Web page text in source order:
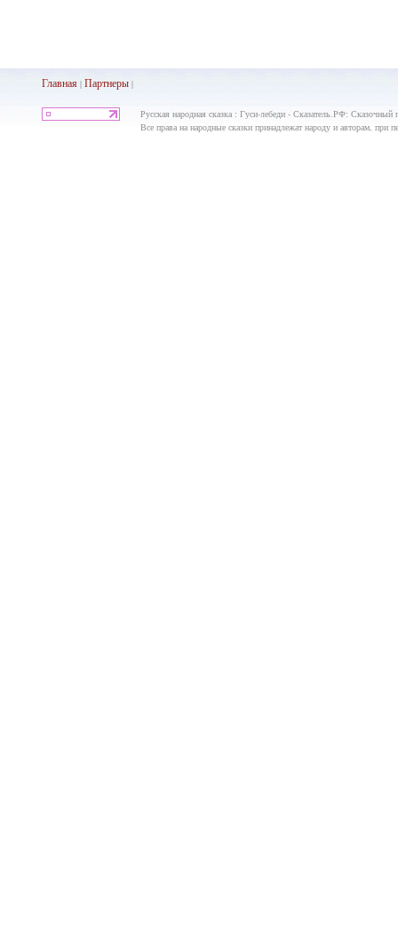
Главная| Партнеры|
Русская народная сказка : Гуси-лебеди - Сказатель.РФ: Сказочный
Все права на народные сказки принадлежат народу и авторам, при